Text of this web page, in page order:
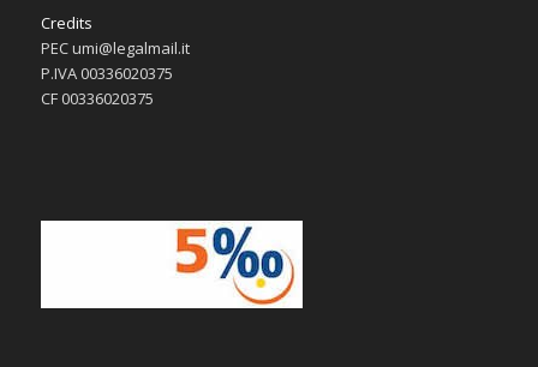
Credits
PEC umi@legalmail.it
P.IVA 00336020375
CF 00336020375